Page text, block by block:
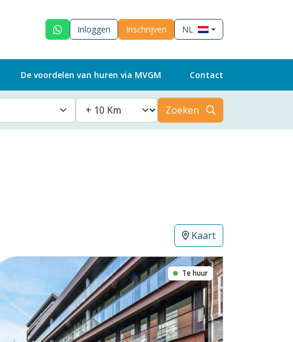
Inloggen Inschrijven NL
De voordelen van huren via MVGM Contact
Zoeken
Kaart
Te huur